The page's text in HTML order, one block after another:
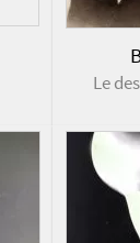
Le